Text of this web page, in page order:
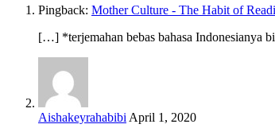
Pingback: Mother Culture - The Habit of
[…] *terjemahan bebas bahasa Indonesianya
Aishakeyrahabibi April 1, 2020